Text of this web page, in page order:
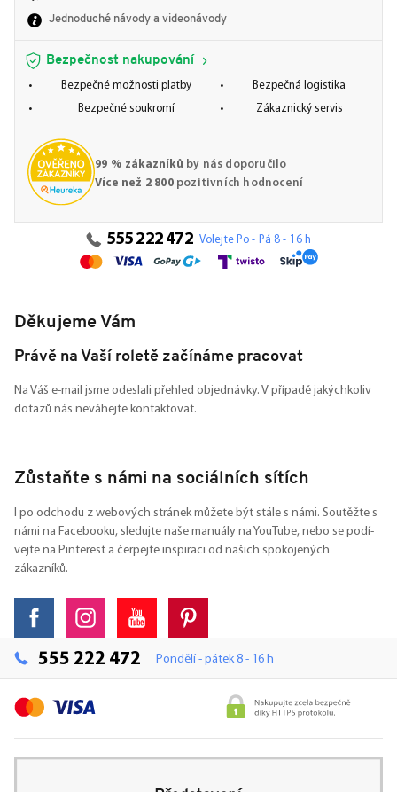
Jednoduché návody a videonávody
Bezpečnost nakupování
Bezpečné možnosti platby
Bezpečná logistika
Bezpečné soukromí
Zákaznický servis
99 % zákazníků by nás doporučilo
Více než 2 800pozitivních hodnocení
555 222 472 Volejte Po - Pá 8 - 16 h
Děkujeme Vám
Právě na Vaší roletě začínáme pracovat
Na Váš e-mail jsme odeslali přehled objednávky. V případě jakýchkoliv
dotazů nás neváhejte kontaktovat.
Zůstaňte s námi na sociálních sítích
I po odchodu z webových stránek můžete být stále s námi. Soutěžte s
námi na Facebooku, sledujte naše manuály na YouTube, nebo se podí-
vejte na Pinterest a čerpejte inspiraci od našich spokojených
zákazníků.
555 222 472 Pondělí - pátek 8 - 16 h